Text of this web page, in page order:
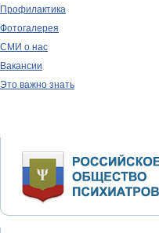
Профилактика
Фотогалерея
СМИ о нас
Вакансии
Это важно знать